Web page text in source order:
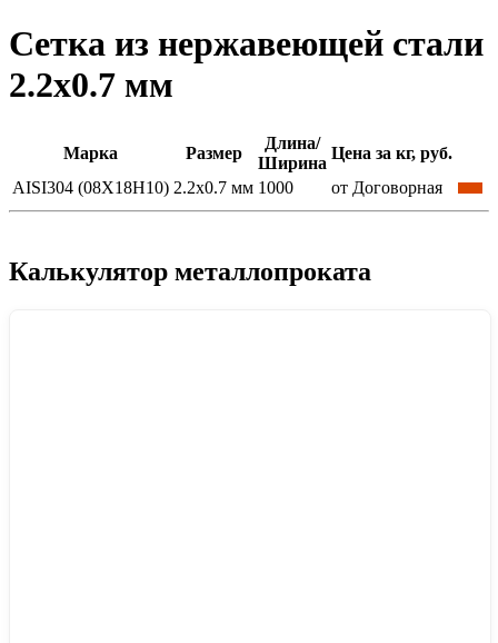
Сетка из нержавеющей стали
2.2x0.7 мм
Марка Размер
Длина/
Ширина
Цена за кг, руб.
AISI304 (08Х18Н10) 2.2x0.7 мм 1000 от Договорная
Калькулятор металлопроката